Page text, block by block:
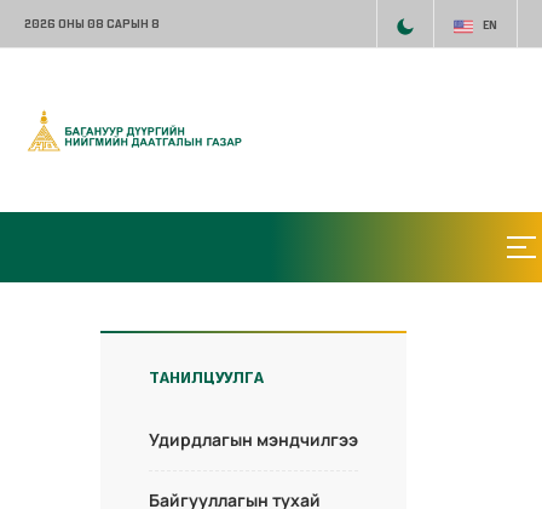
2026 ОНЫ 08 САРЫН 8 EN
ТАНИЛЦУУЛГА
Удирдлагын мэндчилгээ
Байгууллагын тухай